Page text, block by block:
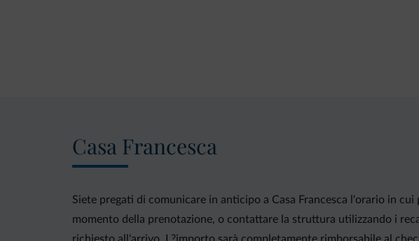
Casa Francesca
Siete pregati di comunicare in anticipo a Casa Francesca l'orario in
momento della prenotazione, o contattare la struttura utilizzando i